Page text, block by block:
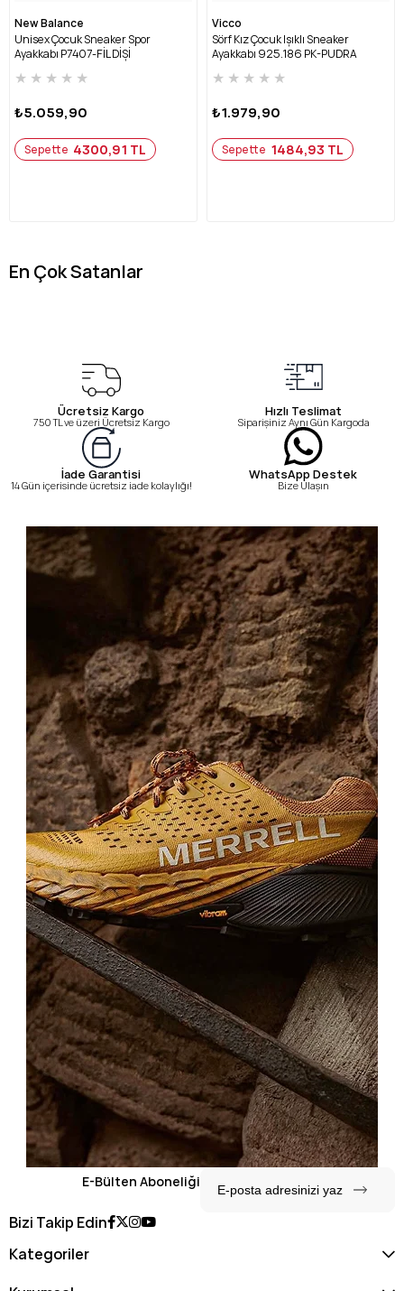
New Balance
Unisex Çocuk Sneaker Spor
Ayakkabı P7407-FİL DİŞİ
★ ★ ★ ★ ★
₺5.059,90
Sepette 4300,91 TL
Vicco
Sörf Kız Çocuk Işıklı Sneaker
Ayakkabı 925.186 PK-PUDRA
★ ★ ★ ★ ★
₺1.979,90
Sepette 1484,93 TL
En Çok Satanlar
Ücretsiz Kargo
750 TL ve üzeri Ücretsiz Kargo
Hızlı Teslimat
Siparişiniz Aynı Gün Kargoda
İade Garantisi
14 Gün içerisinde ücretsiz iade kolaylığı!
WhatsApp Destek
Bize Ulaşın
E-Bülten Aboneliği
Bizi Takip Edin
Kategoriler